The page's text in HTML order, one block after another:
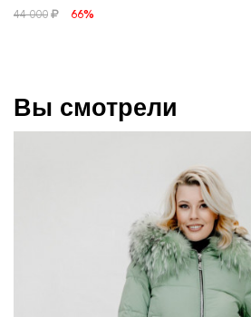
44 000 66%
Вы смотрели